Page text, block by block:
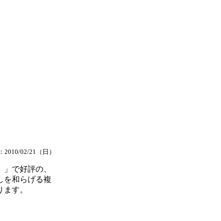
2010/02/21（日）
で好評の、
を和らげる複
す。